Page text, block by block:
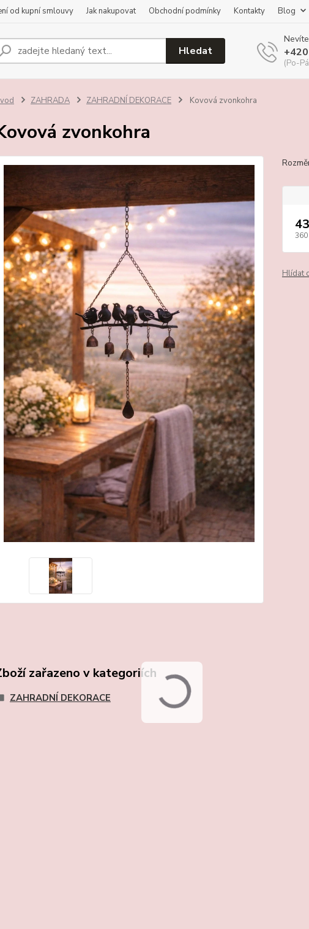
od kupní smlouvy Jak nakupovat Obchodní podmínky Kontakty Blog
Hledat
(Po-
ZAHRADA ZAHRADNÍ DEKORACE Kovová zvonkohra
zvonkohra
360
Hlídat
zařazeno v kategoriích
ZAHRADNÍ DEKORACE